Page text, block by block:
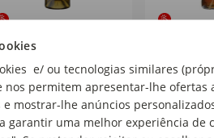
e/ ou tecnologias similares
nos permitem apresentar-lhe ofertas
e mostrar-lhe anúncios
garantir uma melhor experiência de
Premium
Licor
70 cl
garrafa 70 cl